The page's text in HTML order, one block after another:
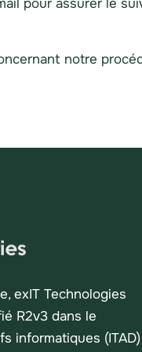
pour assurer le
notre
exIT Technologies
R2v3 dans le
informatiques (ITAD)